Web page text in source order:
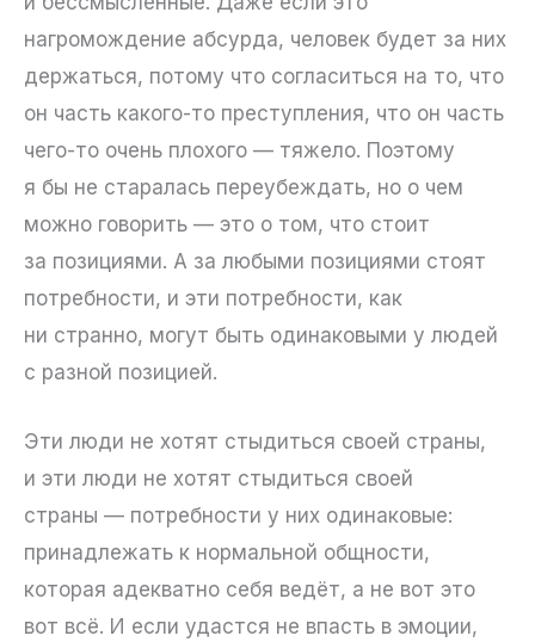
нагромождение абсурда, человек будет за них
держаться, потому что согласиться на то, что
он часть какого-то преступления, что он часть
чего-то очень плохого — тяжело. Поэтому
я бы не старалась переубеждать, но о чем
можно говорить — это о том, что стоит
за позициями. А за любыми позициями стоят
потребности, и эти потребности, как
ни странно, могут быть одинаковыми у людей
с разной позицией.
Эти люди не хотят стыдиться своей страны,
и эти люди не хотят стыдиться своей
страны — потребности у них одинаковые:
принадлежать к нормальной общности,
которая адекватно себя ведёт, а не вот это
вот всё. И если удастся не впасть в эмоции,